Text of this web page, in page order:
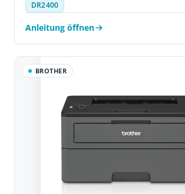
DR2400
Anleitung öffnen
BROTHER